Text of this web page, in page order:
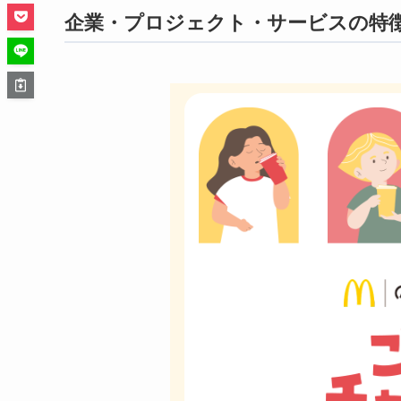
企業・プロジェクト・サービスの特